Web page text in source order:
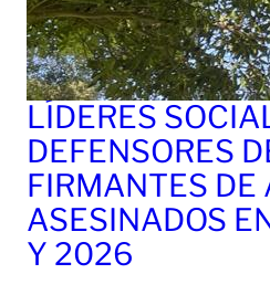
LÍDERES
DEFENSORES
FIRMANTES DE
ASESINADOS
Y 2026